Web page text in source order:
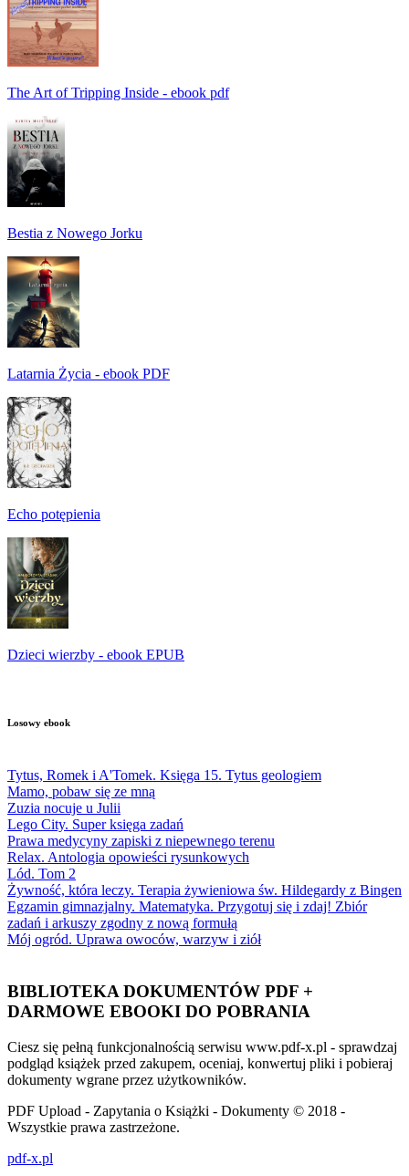
The Art of Tripping Inside - ebook pdf
Bestia z Nowego Jorku
Latarnia Życia - ebook PDF
Echo potępienia
Dzieci wierzby - ebook EPUB
Losowy ebook
Tytus, Romek i A'Tomek. Księga 15. Tytus geologiem
Mamo, pobaw się ze mną
Zuzia nocuje u Julii
Lego City. Super księga zadań
Prawa medycyny zapiski z niepewnego terenu
Relax. Antologia opowieści rysunkowych
Lód. Tom 2
Żywność, która leczy. Terapia żywieniowa św. Hildegardy z Bingen
Egzamin gimnazjalny. Matematyka. Przygotuj się i zdaj! Zbiór
zadań i arkuszy zgodny z nową formułą
Mój ogród. Uprawa owoców, warzyw i ziół
BIBLIOTEKA DOKUMENTÓW PDF +
DARMOWE EBOOKI DO POBRANIA
Ciesz się pełną funkcjonalnością serwisu www.pdf-x.pl - sprawdzaj
podgląd książek przed zakupem, oceniaj, konwertuj pliki i pobieraj
dokumenty wgrane przez użytkowników.
PDF Upload - Zapytania o Książki - Dokumenty © 2018 -
Wszystkie prawa zastrzeżone.
pdf-x.pl